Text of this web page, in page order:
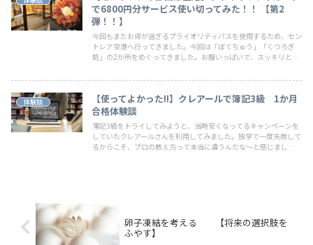
で6800円分サービス使い切ってみた！！ 【第2
弾！！】
今回もまたお得が過ぎるプライオリティパスを使用するため、セン
トレア空港へ行ってきました。今回は「ぼてちゅう」「くつろぎ
処」の2か所をめぐってきました。お腹いっぱいで、スッキリとで
体験談
【使ってよかった!!】クレアールで簿記3級 1か月
合格体験談
簿記3級をトライしてみようと、当時安くなってるキャンペーンを
していたクレアールさんを利用してみました。独学で一度失敗して
るからこそ、プロの教え方って本当に違うんだな～と感じました。
卵子凍結を考える 【将来の選択肢を
ふやす】